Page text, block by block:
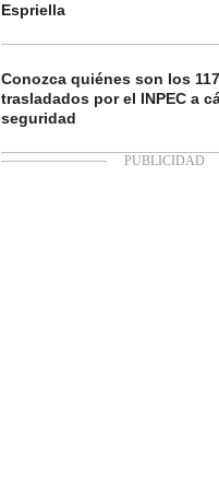
Espriella
Conozca quiénes son los
trasladados por el INPEC a
seguridad